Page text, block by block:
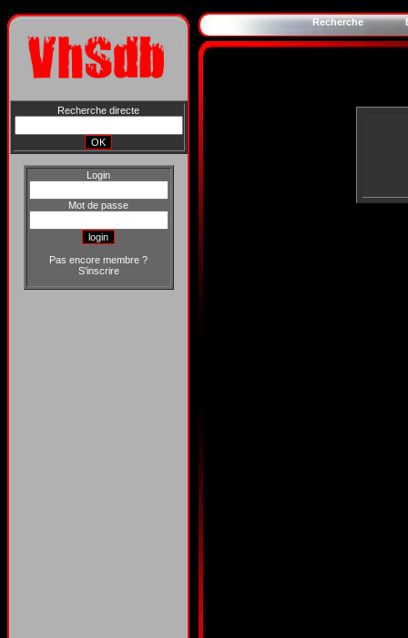
Recherche directe
Login
Mot de passe
Pas encore membre ?
S'inscrire
Recherche